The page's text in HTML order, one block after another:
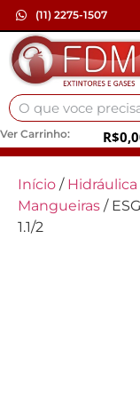
(11) 2275-1507
Ver Carrinho: R$
Início /
Mangueiras /
1.1/2